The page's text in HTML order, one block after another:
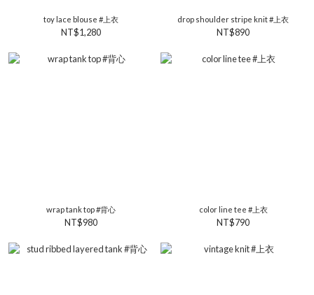
toy lace blouse #上衣
NT$1,280
drop shoulder stripe knit #上衣
NT$890
wrap tank top #背心
NT$980
color line tee #上衣
NT$790